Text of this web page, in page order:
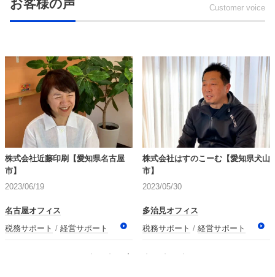
お客様の声 Customer voice
株式会社近藤印刷【愛知県名古屋
市】
2023/06/19
名古屋オフィス
税務サポート
経営サポート
株式会社はすのこーむ【愛知県犬山
市】
2023/05/30
多治見オフィス
税務サポート
経営サポート